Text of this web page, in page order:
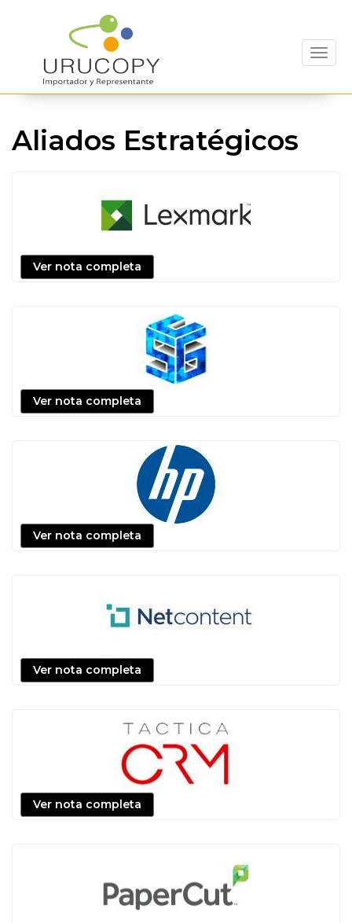
Aliados Estratégicos
Ver nota completa
Ver nota completa
Ver nota completa
Ver nota completa
Ver nota completa